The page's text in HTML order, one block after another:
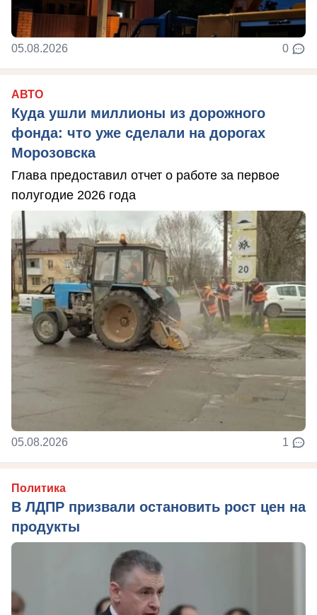
05.08.2026 0
АВТО
Куда ушли миллионы из дорожного
фонда: что уже сделали на дорогах
Морозовска
Глава предоставил отчет о работе за первое
полугодие 2026 года
05.08.2026 1
Политика
В ЛДПР призвали остановить рост цен на
продукты